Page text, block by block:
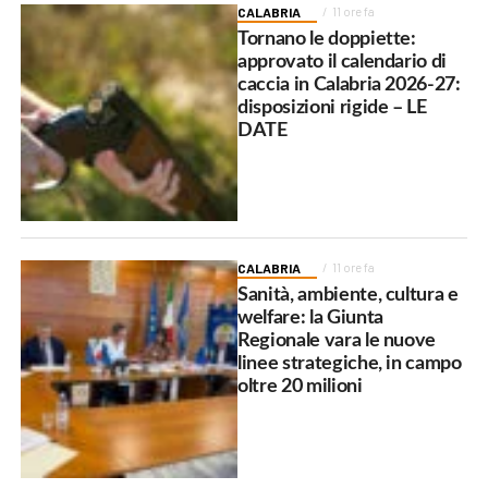
CALABRIA 11 ore fa
Tornano le doppiette:
approvato il calendario di
caccia in Calabria 2026-27:
disposizioni rigide – LE
DATE
CALABRIA 11 ore fa
Sanità, ambiente, cultura e
welfare: la Giunta
Regionale vara le nuove
linee strategiche, in campo
oltre 20 milioni